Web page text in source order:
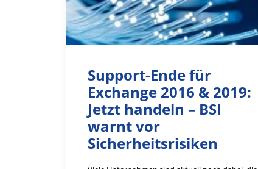
Support-Ende für
Exchange 2016 & 2019:
Jetzt handeln – BSI
warnt vor
Sicherheitsrisiken